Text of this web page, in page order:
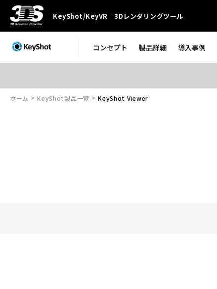
KeyShot/KeyVR｜3Dレンダリングツール
コンセプト 製品詳細 導入事例
ホーム KeyShot製品一覧 KeyShot Viewer